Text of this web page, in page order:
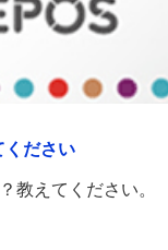
ください
教えてください。